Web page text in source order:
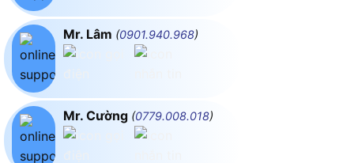
Mr. Lâm (0901.940.968)
Mr. Cường (0779.008.018)